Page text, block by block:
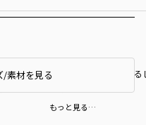
やわらかく縫製もしっかりしてい
るのが楽しみです。
もっと見る…
/素材を見る